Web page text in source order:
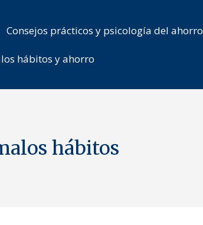
Consejos prácticos y psicología del ahorro
hábitos y ahorro
hábitos